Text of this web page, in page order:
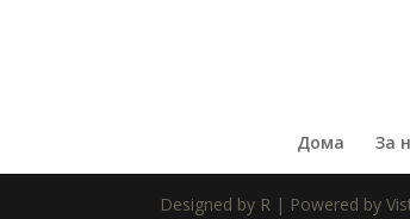
Дома За
Designed by R | Powered by